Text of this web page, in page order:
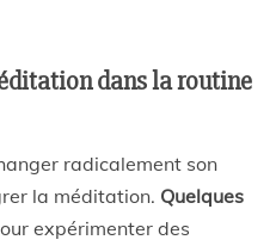
dans la routine
radicalement son
la méditation. Quelques
expérimenter des